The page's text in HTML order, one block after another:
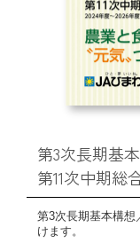
第3次長期基
第11次中期総
第3次長期基本構想
けます。